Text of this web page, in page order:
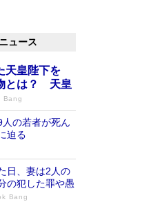
ニュース
天皇陛下を
とは？ 天皇
Bang
の若者が死ん
迫る
日、妻は2人の
の犯した罪や愚
Bang